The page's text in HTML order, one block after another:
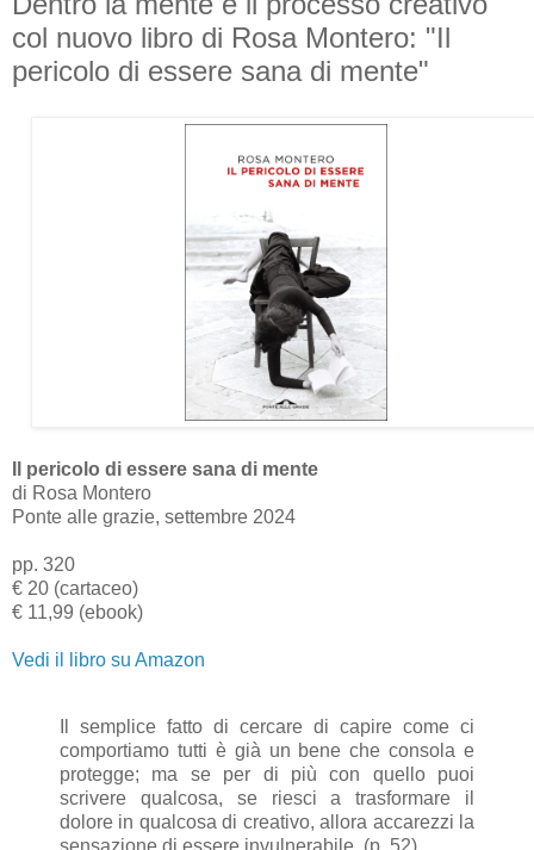
col nuovo libro di Rosa Montero: "Il
pericolo di essere sana di mente"
Il pericolo di essere sana di mente
di Rosa Montero
Ponte alle grazie, settembre 2024
pp. 320
€ 20 (cartaceo)
€ 11,99 (ebook)
Vedi il libro su Amazon
Il semplice fatto di cercare di capire come ci
comportiamo tutti è già un bene che consola e
protegge; ma se per di più con quello puoi
scrivere qualcosa, se riesci a trasformare il
dolore in qualcosa di creativo, allora accarezzi la